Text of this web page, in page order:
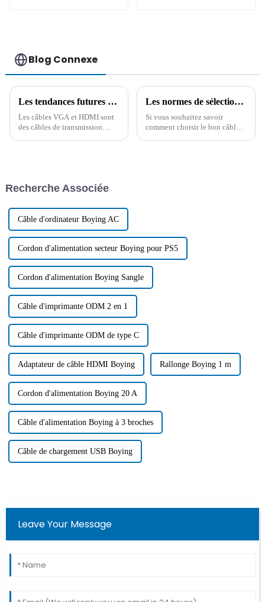
Blog Connexe
Les tendances futures du développement des câbles de données à partir des différences entre les câbles VGA et HDMI
Les câbles VGA et HDMI sont
des câbles de transmission
développement…
Les normes de sélection du câble allume-cigare de voiture et ses précautions d'utilisation
Si vous souhaitez savoir
comment choisir le bon câble
Recherche Associée
Câble d'ordinateur Boying AC
Cordon d'alimentation secteur Boying pour PS5
Cordon d'alimentation Boying Sangle
Câble d'imprimante ODM 2 en 1
Câble d'imprimante ODM de type C
Adaptateur de câble HDMI Boying Rallonge Boying 1 m
Cordon d'alimentation Boying 20 A
Câble d'alimentation Boying à 3 broches
Câble de chargement USB Boying
Leave Your Message